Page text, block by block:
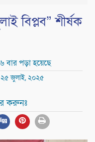
বিপ্লব” শীর্ষক
বার পড়া হয়েছে
২৫ জুলাই, ২০২৫
করুনঃ